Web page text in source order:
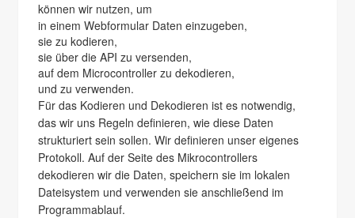
können wir nutzen, um
in einem Webformular Daten einzugeben,
sie zu kodieren,
sie über die API zu versenden,
auf dem Microcontroller zu dekodieren,
und zu verwenden.
Für das Kodieren und Dekodieren ist es notwendig,
das wir uns Regeln definieren, wie diese Daten
strukturiert sein sollen. Wir definieren unser eigenes
Protokoll. Auf der Seite des Mikrocontrollers
dekodieren wir die Daten, speichern sie im lokalen
Dateisystem und verwenden sie anschließend im
Programmablauf.